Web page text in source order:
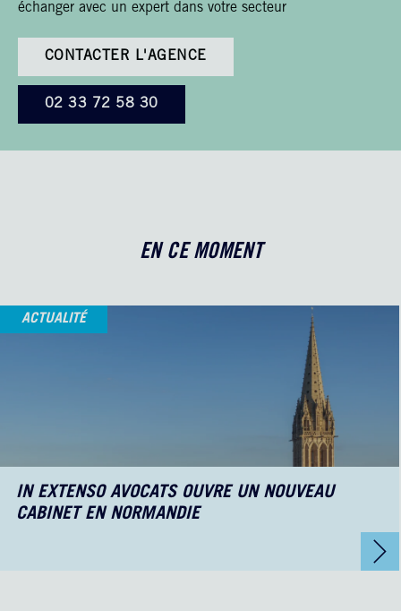
échanger avec un expert dans votre secteur
CONTACTER L'AGENCE
02 33 72 58 30
EN CE MOMENT
ACTUALITÉ
IN EXTENSO AVOCATS OUVRE UN NOUVEAU
CABINET EN NORMANDIE